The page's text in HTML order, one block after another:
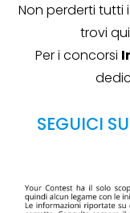
Non perderti tutti
trovi qui
Per i concorsi
SEGUICI